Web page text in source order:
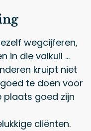
wegcijferen,
in die valkuil …
kruipt niet
te doen voor
plaats goed zijn
cliënten.